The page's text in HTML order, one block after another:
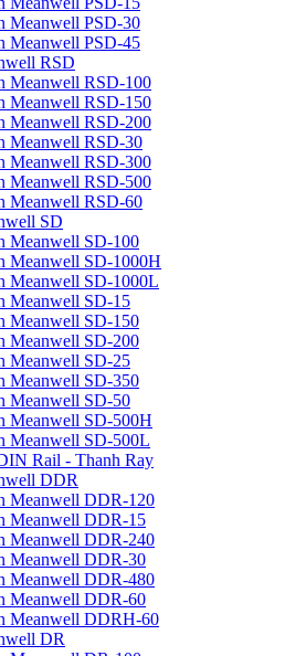
Meanwell PSD-30
Meanwell PSD-45
RSD
Meanwell RSD-100
Meanwell RSD-150
Meanwell RSD-200
Meanwell RSD-30
Meanwell RSD-300
Meanwell RSD-500
Meanwell RSD-60
SD
Meanwell SD-100
Meanwell SD-1000H
Meanwell SD-1000L
Meanwell SD-15
Meanwell SD-150
Meanwell SD-200
Meanwell SD-25
Meanwell SD-350
Meanwell SD-50
Meanwell SD-500H
Meanwell SD-500L
Rail - Thanh Ray
DDR
Meanwell DDR-120
Meanwell DDR-15
Meanwell DDR-240
Meanwell DDR-30
Meanwell DDR-480
Meanwell DDR-60
Meanwell DDRH-60
DR